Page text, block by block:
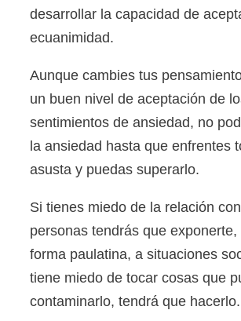
desarrollar la capacidad de
ecuanimidad.
Aunque cambies tus
un buen nivel de aceptación de
sentimientos de ansiedad, no
la ansiedad hasta que enfrentes
asusta y puedas superarlo.
Si tienes miedo de la relación
personas tendrás que
forma paulatina, a situaciones
tiene miedo de tocar cosas que
contaminarlo, tendrá que hacerlo.